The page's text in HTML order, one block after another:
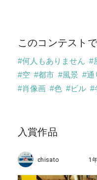
このコンテスト
#何人もありません #
#空 #都市 #風景 #通
#肖像画 #色 #ビル #
入賞作品
chisato 1